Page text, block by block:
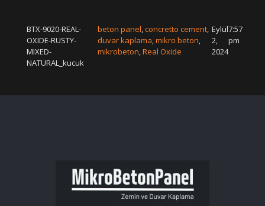
BTX-9020-REAL-
OXIDE-RUSTY-
MIXED-
NATURAL_kucuk
beton panel,concretto cement,
duvar kaplama,mikro beton,
mikrobeton,Real Oxide
Eylül
2,
2024
7:57
pm